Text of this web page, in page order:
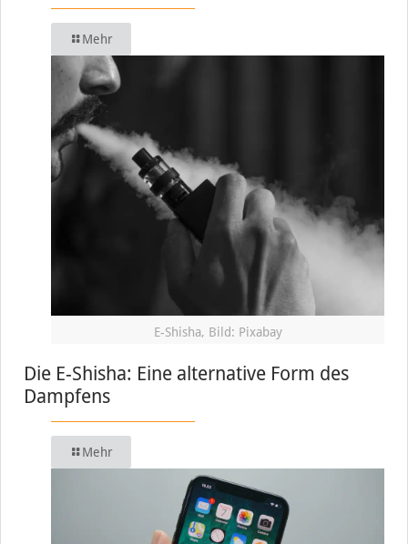
Mehr
E-Shisha, Bild: Pixabay
Die E-Shisha: Eine alternative Form des
Dampfens
Mehr